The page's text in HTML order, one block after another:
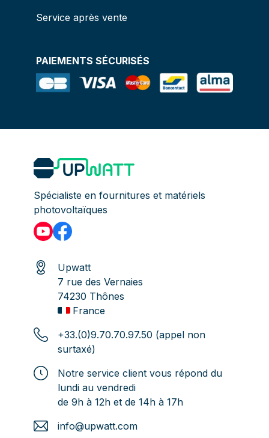
Service après vente
PAIEMENTS SÉCURISÉS
Spécialiste en fournitures et matériels
photovoltaïques
Upwatt
7 rue des Vernaies
74230 Thônes
France
+33.(0)9.70.70.97.50 (appel non
surtaxé)
Notre service client vous répond du
lundi au vendredi
de 9h à 12h et de 14h à 17h
info@upwatt.com